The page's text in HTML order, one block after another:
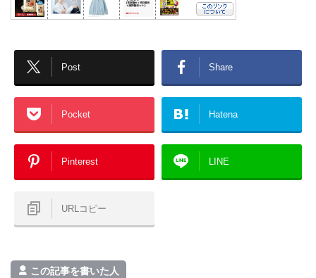
Post Share
Pocket Hatena
Pinterest LINE
URLコピー
この記事を書いた人